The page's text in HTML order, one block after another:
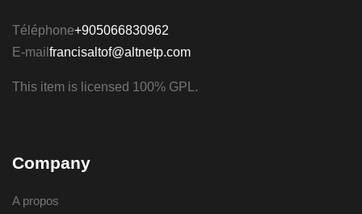
Téléphone+905066830962
E-mail francisaltof@altnetp.com
This item is licensed 100% GPL.
Company
A propos